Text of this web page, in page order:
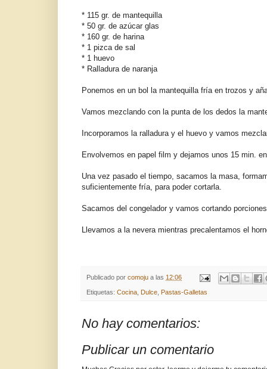
* 115 gr. de mantequilla
* 50 gr. de azúcar glas
* 160 gr. de harina
* 1 pizca de sal
* 1 huevo
* Ralladura de naranja
Ponemos en un bol la mantequilla fría en trozos y
Vamos mezclando con la punta de los dedos la
Incorporamos la ralladura y el huevo y vamos
Envolvemos en papel film y dejamos unos 15 min.
Una vez pasado el tiempo, sacamos la masa,
suficientemente fría, para poder cortarla.
Sacamos del congelador y vamos cortando
Llevamos a la nevera mientras precalentamos el
Publicado por comoju a las 12:06
Etiquetas: Cocina Dulce Pastas-Galletas
No hay comentarios:
Publicar un comentario